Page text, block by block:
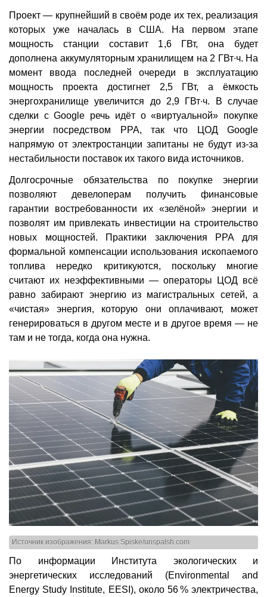
Проект — крупнейший в своём роде их тех, реализация
которых уже началась в США. На первом этапе
мощность станции составит 1,6 ГВт, она будет
дополнена аккумуляторным хранилищем на 2 ГВт∙ч. На
момент ввода последней очереди в эксплуатацию
мощность проекта достигнет 2,5 ГВт, а ёмкость
энергохранилище увеличится до 2,9 ГВт∙ч. В случае
сделки с Google речь идёт о «виртуальной» покупке
энергии посредством PPA, так что ЦОД Google
напрямую от электростанции запитаны не будут из-за
нестабильности поставок их такого вида источников.
Долгосрочные обязательства по покупке энергии
позволяют девелоперам получить финансовые
гарантии востребованности их «зелёной» энергии и
позволят им привлекать инвестиции на строительство
новых мощностей. Практики заключения PPA для
формальной компенсации использования ископаемого
топлива нередко критикуются, поскольку многие
считают их неэффективными — операторы ЦОД всё
равно забирают энергию из магистральных сетей, а
«чистая» энергия, которую они оплачивают, может
генерироваться в другом месте и в другое время — не
там и не тогда, когда она нужна.
Источник изображения: Markus Spiske/unspalsh.com
По информации Института экологических и
энергетических исследований (Environmental and
Energy Study Institute, EESI), около 56 % электричества,